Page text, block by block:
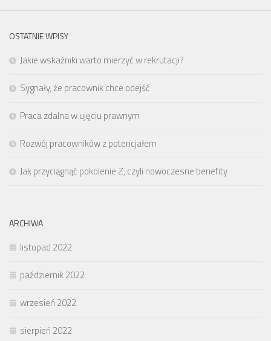
OSTATNIE WPISY
Jakie wskaźniki warto mierzyć w rekrutacji?
Sygnały, że pracownik chce odejść
Praca zdalna w ujęciu prawnym
Rozwój pracowników z potencjałem
Jak przyciągnąć pokolenie Z, czyli nowoczesne benefity
ARCHIWA
listopad 2022
październik 2022
wrzesień 2022
sierpień 2022